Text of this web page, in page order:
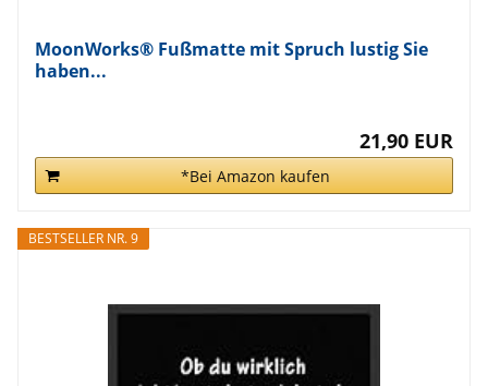
MoonWorks® Fußmatte mit Spruch lustig Sie
haben...
21,90 EUR
*Bei Amazon kaufen
BESTSELLER NR. 9